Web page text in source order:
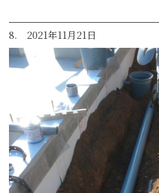
8. 2021年11月21日